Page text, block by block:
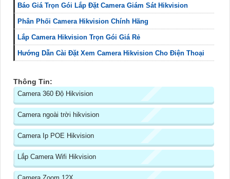
Báo Giá Trọn Gói Lắp Đặt Camera Giám Sát Hikvision
Phân Phối Camera Hikvision Chính Hãng
Lắp Camera Hikvision Trọn Gói Giá Rẻ
Hướng Dẫn Cài Đặt Xem Camera Hikvision Cho Điện Thoại
Thông Tin:
Camera 360 Độ Hikvision
Camera ngoài trời hikvision
Camera Ip POE Hikvision
Lắp Camera Wifi Hikvision